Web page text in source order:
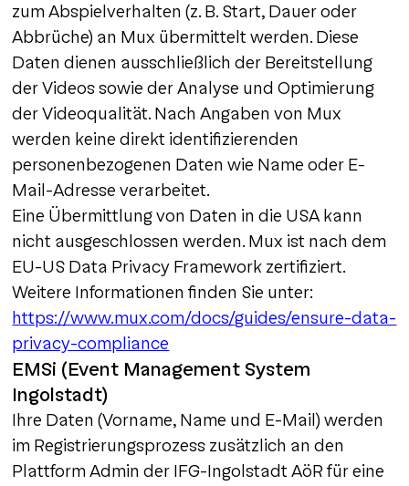
zum Abspielverhalten (z. B. Start, Dauer oder
Abbrüche) an Mux übermittelt werden. Diese
Daten dienen ausschließlich der Bereitstellung
der Videos sowie der Analyse und Optimierung
der Videoqualität. Nach Angaben von Mux
werden keine direkt identifizierenden
personenbezogenen Daten wie Name oder E-
Mail-Adresse verarbeitet.
Eine Übermittlung von Daten in die USA kann
nicht ausgeschlossen werden. Mux ist nach dem
EU-US Data Privacy Framework zertifiziert.
Weitere Informationen finden Sie unter:
https://www.mux.com/docs/guides/ensure-data-
privacy-compliance
EMSi (Event Management System
Ingolstadt)
Ihre Daten (Vorname, Name und E-Mail) werden
im Registrierungsprozess zusätzlich an den
Plattform Admin der IFG-Ingolstadt AöR für eine